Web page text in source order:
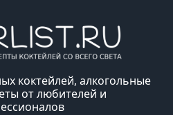
коктейлей, алкогольные
от любителей и